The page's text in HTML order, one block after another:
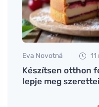
Eva Novotná 11
Készítsen otthon
lepje meg